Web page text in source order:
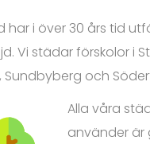
har i över 30 års tid
Vi städar förskolor i
Sundbyberg och
Alla våra
använder är